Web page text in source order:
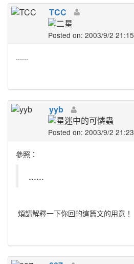
TCC
Posted on: 2003/9/2 21:15
......
yyb
Posted on: 2003/9/2 21:23
參照：
......
煩請解釋一下你回的這篇文的用意！